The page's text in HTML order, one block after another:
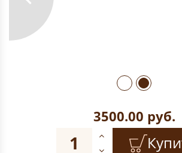
3500.00 руб.